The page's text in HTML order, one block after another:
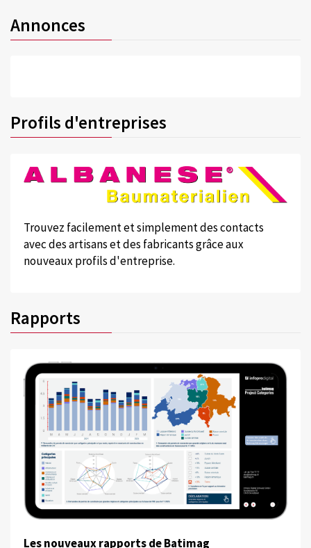
Annonces
Profils d'entreprises
Trouvez facilement et simplement des contacts
avec des artisans et des fabricants grâce aux
nouveaux profils d'entreprise.
Rapports
Les nouveaux rapports de Batimag